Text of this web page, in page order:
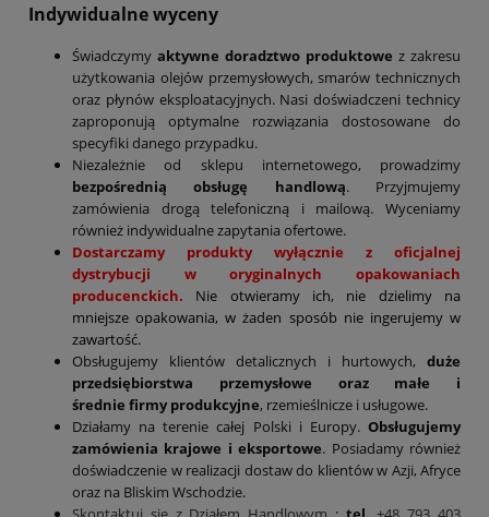
Indywidualne wyceny
Świadczymy aktywne doradztwo produktowe z zakresu
użytkowania olejów przemysłowych, smarów technicznych
oraz płynów eksploatacyjnych. Nasi doświadczeni technicy
zaproponują optymalne rozwiązania dostosowane do
specyfiki danego przypadku.
Niezależnie od sklepu internetowego, prowadzimy
bezpośrednią obsługę handlową. Przyjmujemy
zamówienia drogą telefoniczną i mailową. Wyceniamy
również indywidualne zapytania ofertowe.
Dostarczamy produkty wyłącznie z oficjalnej
dystrybucji w oryginalnych opakowaniach
producenckich. Nie otwieramy ich, nie dzielimy na
mniejsze opakowania, w żaden sposób nie ingerujemy w
zawartość.
Obsługujemy klientów detalicznych i hurtowych, duże
przedsiębiorstwa przemysłowe oraz małe i
średnie firmy produkcyjne, rzemieślnicze i usługowe.
Działamy na terenie całej Polski i Europy. Obsługujemy
zamówienia krajowe i eksportowe. Posiadamy również
doświadczenie w realizacji dostaw do klientów w Azji, Afryce
oraz na Bliskim Wschodzie.